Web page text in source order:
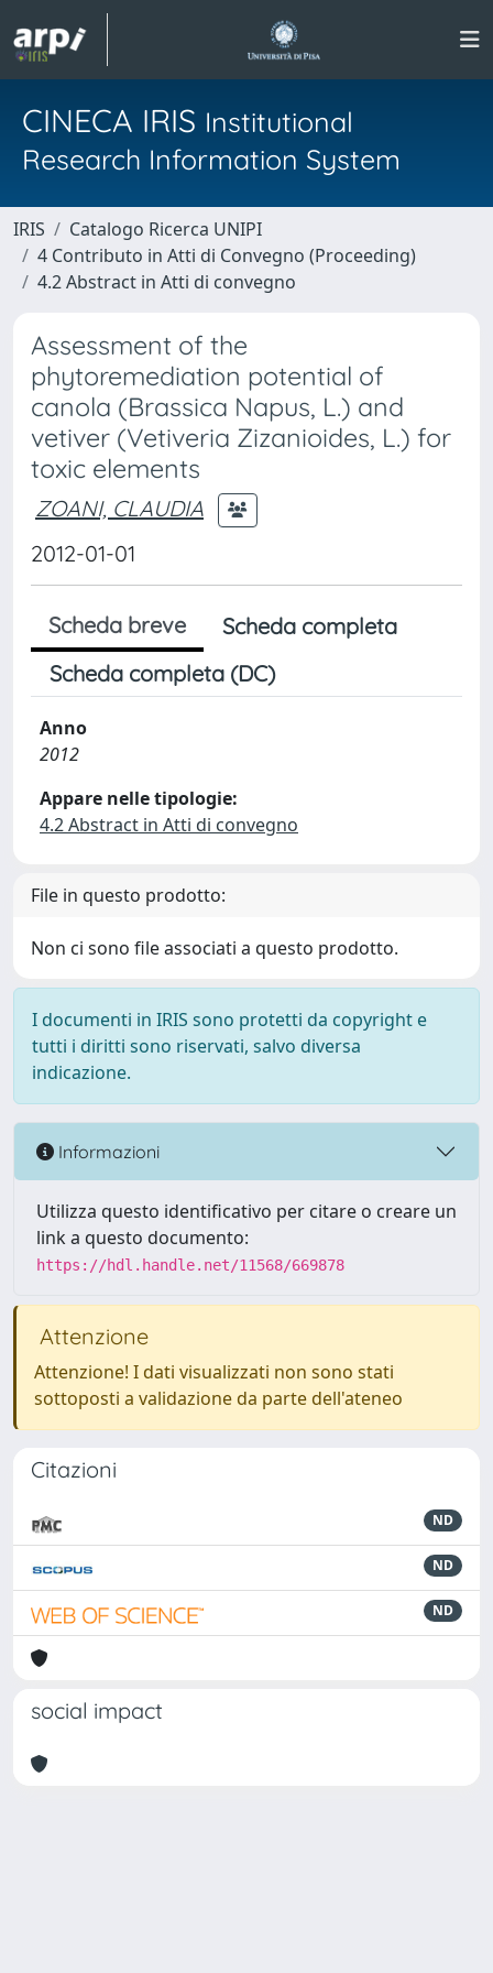
CINECA IRIS Institutional
Research Information System
IRIS
Catalogo Ricerca UNIPI
4 Contributo in Atti di Convegno (Proceeding)
4.2 Abstract in Atti di convegno
Assessment of the
phytoremediation potential of
canola (Brassica Napus, L.) and
vetiver (Vetiveria Zizanioides, L.) for
toxic elements
ZOANI, CLAUDIA
2012-01-01
Scheda breve
Scheda completa
Scheda completa (DC)
Anno
2012
Appare nelle tipologie:
4.2 Abstract in Atti di convegno
File in questo prodotto:
Non ci sono file associati a questo prodotto.
I documenti in IRIS sono protetti da copyright e
tutti i diritti sono riservati, salvo diversa
indicazione.
Informazioni
Utilizza questo identificativo per citare o creare un
link a questo documento:
https://hdl.handle.net/11568/669878
Attenzione
Attenzione! I dati visualizzati non sono stati
sottoposti a validazione da parte dell'ateneo
Citazioni
ND
ND
ND
social impact